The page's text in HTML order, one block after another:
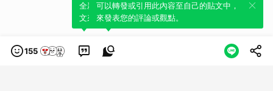
155
全新體驗！一鍵引用此內容，透過發布貼
文來輕鬆表達個人立場。
可以轉發或引用此內容至自己的貼文中，
來發表您的評論或觀點。